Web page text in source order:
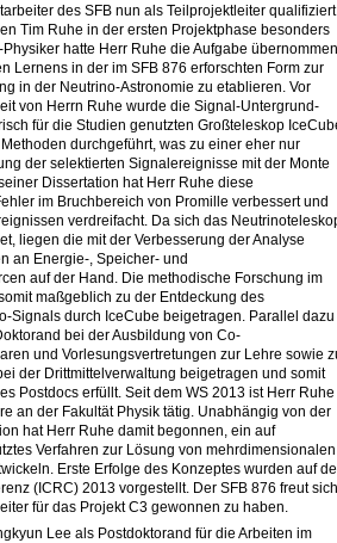
des SFB nun als Teilprojektleiter
Tim Ruhe in der ersten Projektphase besonders
hatte Herr Ruhe die Aufgabe
Lernens in der im SFB 876 erforschten Form zur
in der Neutrino-Astronomie zu etablieren. Vor
von Herrn Ruhe wurde die Signal-Untergrund-
für die Studien genutzten Großteleskop
durchgeführt, was zu einer eher nur
der selektierten Signalereignisse mit der Monte
Dissertation hat Herr Ruhe diese
im Bruchbereich von Promille verbessert und
verdreifacht. Da sich das
liegen die mit der Verbesserung der Analyse
an Energie-, Speicher- und
auf der Hand. Die methodische Forschung im
maßgeblich zu der Entdeckung des
Signals durch IceCube beigetragen. Parallel dazu
bei der Ausbildung von Co-
und Vorlesungsvertretungen zur Lehre sowie
der Drittmittelverwaltung beigetragen und somit
Postdocs erfüllt. Seit dem WS 2013 ist Herr Ruhe
an der Fakultät Physik tätig. Unabhängig von der
hat Herr Ruhe damit begonnen, ein auf
Verfahren zur Lösung von mehrdimensionalen
Erste Erfolge des Konzeptes wurden auf
(ICRC) 2013 vorgestellt. Der SFB 876 freut
für das Projekt C3 gewonnen zu haben.
Lee als Postdoktorand für die Arbeiten im